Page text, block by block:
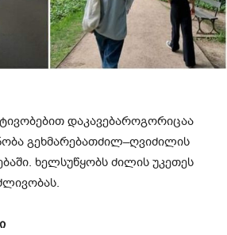
დაკავებაროგორიცაა
გეხმარებათძილ–ღვიძილის
. ხელსუწყობს ძილის უკეთეს
.